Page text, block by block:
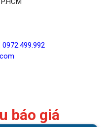
0972.499.992
báo giá